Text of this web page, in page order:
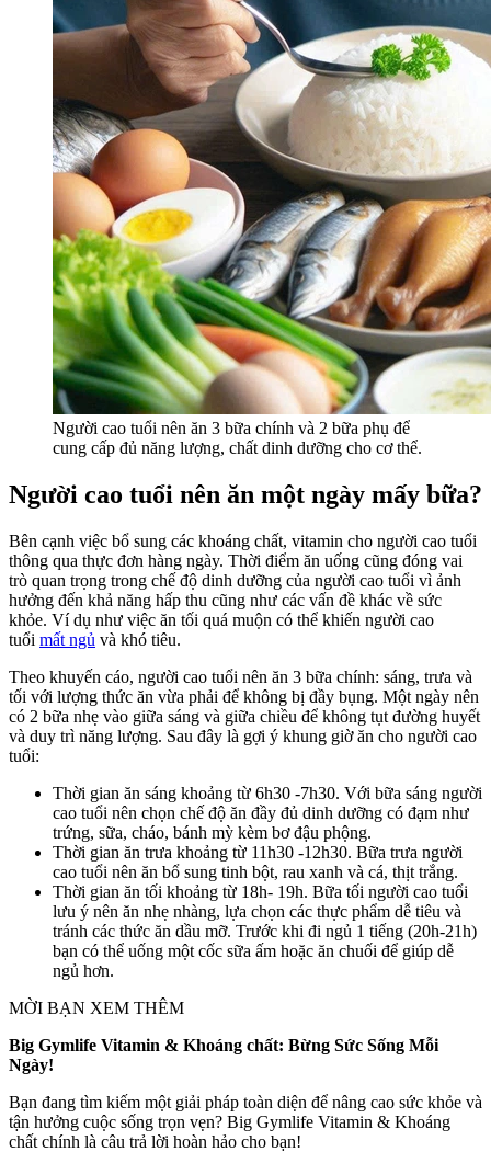
Người cao tuổi nên ăn 3 bữa chính và 2 bữa phụ để
cung cấp đủ năng lượng, chất dinh dưỡng cho cơ thể.
Người cao tuổi nên ăn một ngày mấy bữa?
Bên cạnh việc bổ sung các khoáng chất, vitamin cho người cao tuổi
thông qua thực đơn hàng ngày. Thời điểm ăn uống cũng đóng vai
trò quan trọng trong chế độ dinh dưỡng của người cao tuổi vì ảnh
hưởng đến khả năng hấp thu cũng như các vấn đề khác về sức
khỏe. Ví dụ như việc ăn tối quá muộn có thể khiến người cao
tuổi mất ngủ và khó tiêu.
Theo khuyến cáo, người cao tuổi nên ăn 3 bữa chính: sáng, trưa và
tối với lượng thức ăn vừa phải để không bị đầy bụng. Một ngày nên
có 2 bữa nhẹ vào giữa sáng và giữa chiều để không tụt đường huyết
và duy trì năng lượng. Sau đây là gợi ý khung giờ ăn cho người cao
tuổi:
Thời gian ăn sáng khoảng từ 6h30 -7h30. Với bữa sáng người
cao tuổi nên chọn chế độ ăn đầy đủ dinh dưỡng có đạm như
trứng, sữa, cháo, bánh mỳ kèm bơ đậu phộng.
Thời gian ăn trưa khoảng từ 11h30 -12h30. Bữa trưa người
cao tuổi nên ăn bổ sung tinh bột, rau xanh và cá, thịt trắng.
Thời gian ăn tối khoảng từ 18h- 19h. Bữa tối người cao tuổi
lưu ý nên ăn nhẹ nhàng, lựa chọn các thực phẩm dễ tiêu và
tránh các thức ăn dầu mỡ. Trước khi đi ngủ 1 tiếng (20h-21h)
bạn có thể uống một cốc sữa ấm hoặc ăn chuối để giúp dễ
ngủ hơn.
MỜI BẠN XEM THÊM
Big Gymlife Vitamin & Khoáng chất: Bừng Sức Sống Mỗi
Ngày!
Bạn đang tìm kiếm một giải pháp toàn diện để nâng cao sức khỏe và
tận hưởng cuộc sống trọn vẹn? Big Gymlife Vitamin & Khoáng
chất chính là câu trả lời hoàn hảo cho bạn!